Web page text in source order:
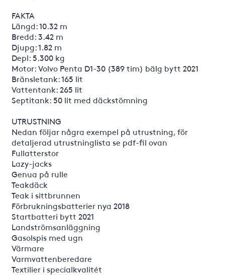
FAKTA
Längd: 10.32 m
Bredd: 3.42 m
Djupg: 1.82 m
Depl: 5.300 kg
Motor: Volvo Penta D1-30 (389 tim) bälg bytt 2021
Bränsletank: 165 lit
Vattentank: 265 lit
Septitank: 50 lit med däckstömning
UTRUSTNING
Nedan följar några exempel på utrustning, för
detaljerad utrustninglista se pdf-fil ovan
Fullatterstor
Lazy-jacks
Genua på rulle
Teakdäck
Teak i sittbrunnen
Förbrukningsbatterier nya 2018
Startbatteri bytt 2021
Landströmsanläggning
Gasolspis med ugn
Värmare
Varmvattenberedare
Textilier i specialkvalitét